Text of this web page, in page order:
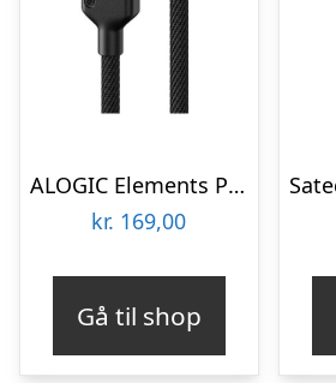
ALOGIC Elements PRO USB-A to Lightning cable 1m – Black
kr. 169,00
Gå til shop